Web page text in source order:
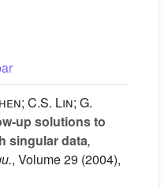
C.S. Lin; G.
up solutions to
singular data,
, Volume 29 (2004),